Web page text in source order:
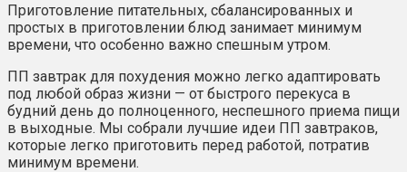
Приготовление питательных, сбалансированных и
простых в приготовлении блюд занимает минимум
времени, что особенно важно спешным утром.
ПП завтрак для похудения можно легко адаптировать
под любой образ жизни — от быстрого перекуса в
будний день до полноценного, неспешного приема пищи
в выходные. Мы собрали лучшие идеи ПП завтраков,
которые легко приготовить перед работой, потратив
минимум времени.